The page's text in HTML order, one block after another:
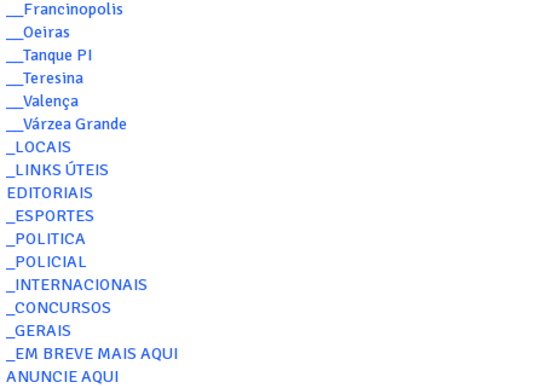
__Francinopolis
__Oeiras
__Tanque PI
__Teresina
__Valença
__Várzea Grande
_LOCAIS
_LINKS ÚTEIS
EDITORIAIS
_ESPORTES
_POLITICA
_POLICIAL
_INTERNACIONAIS
_CONCURSOS
_GERAIS
_EM BREVE MAIS AQUI
ANUNCIE AQUI